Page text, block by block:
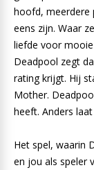
hoofd, meerdere
eens zijn. Waar
liefde voor
Deadpool zegt
rating krijgt. Hij
Mother.
heeft. Anders
Het spel, waarin
en jou als speler